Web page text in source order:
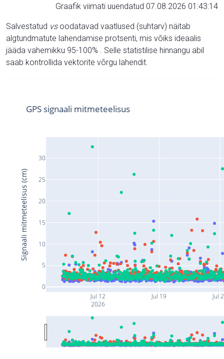
Graafik viimati uuendatud 07.08.2026 01:43:14
Salvestatud vsoodatavad vaatlused (suhtarv) näitab
algtundmatute lahendamise protsenti, mis võiks ideaalis
jääda vahemikku 95-100% . Selle statistilise hinnangu abil
saab kontrollida vektorite võrgu lahendit.
Jul 12
2026
Jul 19 Jul
0
5
10
15
20
25
30
GPS signaali mitmeteelisus
Signaali mitmeteelisus (cm)